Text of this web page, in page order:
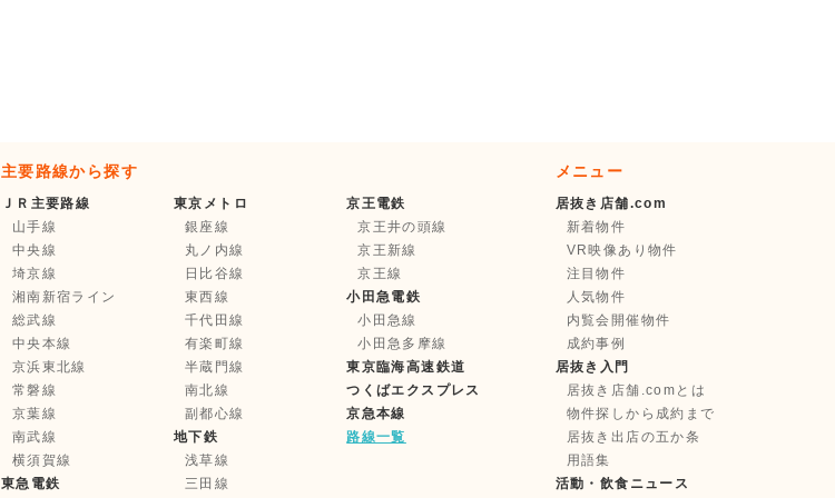
主要路線から探す
ＪＲ主要路線
山手線
中央線
埼京線
湘南新宿ライン
総武線
中央本線
京浜東北線
常磐線
京葉線
南武線
横須賀線
東急電鉄
東京メトロ
銀座線
丸ノ内線
日比谷線
東西線
千代田線
有楽町線
半蔵門線
南北線
副都心線
地下鉄
浅草線
三田線
京王電鉄
京王井の頭線
京王新線
京王線
小田急電鉄
小田急線
小田急多摩線
東京臨海高速鉄道
つくばエクスプレス
京急本線
路線一覧
メニュー
居抜き店舗.com
新着物件
VR映像あり物件
注目物件
人気物件
内覧会開催物件
成約事例
居抜き入門
居抜き店舗.comとは
物件探しから成約まで
居抜き出店の五か条
用語集
活動・飲食ニュース